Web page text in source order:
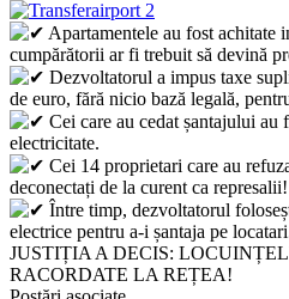
Apartamentele au fost achitate
cumpărătorii ar fi trebuit să devină
Dezvoltatorul a impus taxe
de euro, fără nicio bază legală,
Cei care au cedat șantajului
electricitate.
Cei 14 proprietari care au
deconectați de la curent ca represalii!
Între timp, dezvoltatorul
electrice pentru a-i șantaja pe
JUSTIȚIA A DECIS:
RACORDATE LA REȚEA!